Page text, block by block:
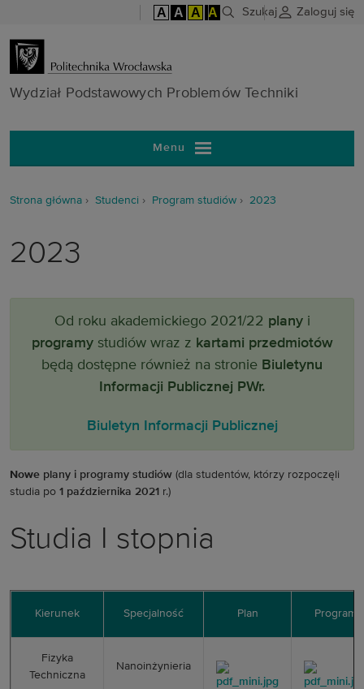
A A A A Szukaj Zaloguj się
Wydział
Wydział Podstawowych Problemów Techniki
Menu
Strona główna Studenci Program studiów 2023
2023
Od roku akademickiego 2021/22 planyi
programystudiów wraz z kartami przedmiotów
będą dostępne również na stronie Biuletynu
Informacji Publicznej PWr.
Biuletyn Informacji Publicznej
Nowe plany i programy studiów (dla studentów, którzy rozpoczęli
studia po 1 października 2021 r.) ­
Studia I stopnia
Kierunek Specjalność Plan ­­Program
Fizyka
Techniczna
Nanoinżynieria